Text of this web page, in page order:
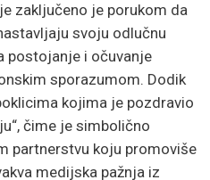
zaključeno je porukom da
svoju odlučnu
postojanje i očuvanje
sporazumom. Dodik
kojima je pozdravio
čime je simbolično
partnerstvu koju promoviše
medijska pažnja iz